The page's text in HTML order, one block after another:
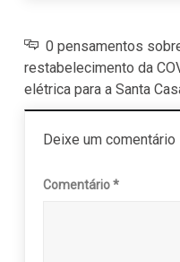
0 pensamentos
restabelecimento da
elétrica para a Santa
Deixe um comentário
Comentário*